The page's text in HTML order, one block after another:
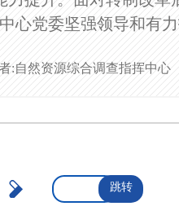
心党委坚强领导和有
:自然资源综合调查指挥中心
跳转